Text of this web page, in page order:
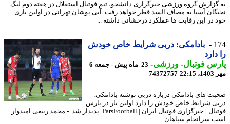
گروه ورزشی خبرگزاری دانشجو، تیم فوتبال استقلال در هفته دوم لیگ
آسیا به مصاف السد قطر خواهد رفت. آبی پوشان تهرانی در اولین بازی
در این رقابت ها عملکرد درخشانی داشته ...
بادامکی: دربی شرایط خاص خودش
فوتبال-ورزشی-
23 ماه پیش - جمعه 6
74372757
های بادامکی درباره دربی نوشته بادامکی:
شرایط خاص خودش را دارد اولین بار در پارس
فوتبال | خبرگزاری فوتبال ایران | ParsFootball. پدیدار شد. - محمد ربیعی امیدوار
سرانجام سپاهان ...